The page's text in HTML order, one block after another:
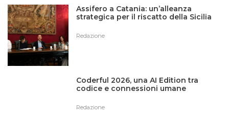
Assifero a Catania: un’alleanza
strategica per il riscatto della Sicilia
Redazione
Coderful 2026, una AI Edition tra
codice e connessioni umane
Redazione